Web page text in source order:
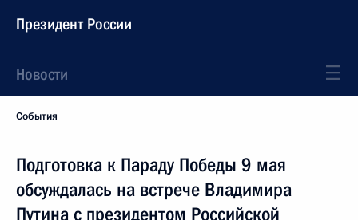
Президент России
Новости
События
Подготовка к Параду Победы 9 мая
обсуждалась на встрече Владимира
Путина с президентом Российской